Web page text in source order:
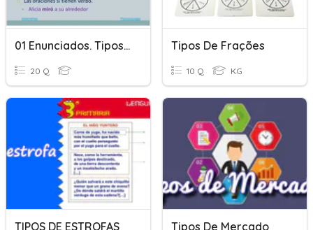
01 Enunciados. Tipos De Enunciados
20 Q
Tipos De Frações
10 Q KG
TIPOS DE ESTROFAS Tipos De Mercado